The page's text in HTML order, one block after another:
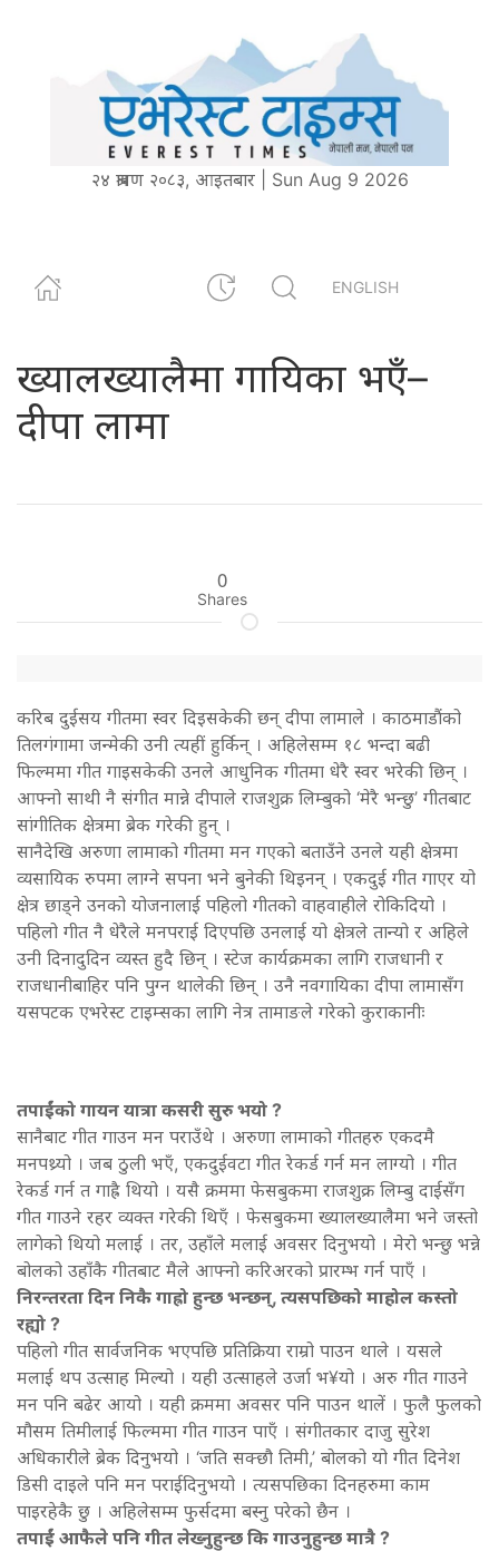
२४ श्रावण २०८३, आइतबार | Sun Aug 9 2026
ENGLISH
ख्यालख्यालैमा गायिका भएँ–
दीपा लामा
0
Shares
करिब दुईसय गीतमा स्वर दिइसकेकी छन् दीपा लामाले । काठमाडौंको
तिलगंगामा जन्मेकी उनी त्यहीं हुर्किन् । अहिलेसम्म १८ भन्दा बढी
फिल्ममा गीत गाइसकेकी उनले आधुनिक गीतमा धेरै स्वर भरेकी छिन् ।
आफ्नो साथी नै संगीत मान्ने दीपाले राजशुक्र लिम्बुको ‘मेरै भन्छु’ गीतबाट
सांगीतिक क्षेत्रमा ब्रेक गरेकी हुन् ।
सानैदेखि अरुणा लामाको गीतमा मन गएको बताउँने उनले यही क्षेत्रमा
व्यसायिक रुपमा लाग्ने सपना भने बुनेकी थिइनन् । एकदुई गीत गाएर यो
क्षेत्र छाड्ने उनको योजनालाई पहिलो गीतको वाहवाहीले रोकिदियो ।
पहिलो गीत नै धेरैले मनपराई दिएपछि उनलाई यो क्षेत्रले तान्यो र अहिले
उनी दिनादुदिन व्यस्त हुदै छिन् । स्टेज कार्यक्रमका लागि राजधानी र
राजधानीबाहिर पनि पुग्न थालेकी छिन् । उनै नवगायिका दीपा लामासँग
यसपटक एभरेस्ट टाइम्सका लागि नेत्र तामाङले गरेको कुराकानीः
तपाईंको गायन यात्रा कसरी सुरु भयो ?
सानैबाट गीत गाउन मन पराउँथे । अरुणा लामाको गीतहरु एकदमै
मनपथ्र्यो । जब ठुली भएँ, एकदुईवटा गीत रेकर्ड गर्न मन लाग्यो । गीत
रेकर्ड गर्न त गाह्रै थियो । यसै क्रममा फेसबुकमा राजशुक्र लिम्बु दाईसँग
गीत गाउने रहर व्यक्त गरेकी थिएँ । फेसबुकमा ख्यालख्यालैमा भने जस्तो
लागेको थियो मलाई । तर, उहाँले मलाई अवसर दिनुभयो । मेरो भन्छु भन्ने
बोलको उहाँकै गीतबाट मैले आफ्नो करिअरको प्रारम्भ गर्न पाएँ ।
निरन्तरता दिन निकै गाह्रो हुन्छ भन्छन्, त्यसपछिको माहोल कस्तो
रह्यो ?
पहिलो गीत सार्वजनिक भएपछि प्रतिक्रिया राम्रो पाउन थाले । यसले
मलाई थप उत्साह मिल्यो । यही उत्साहले उर्जा भ¥यो । अरु गीत गाउने
मन पनि बढेर आयो । यही क्रममा अवसर पनि पाउन थालें । फुलै फुलको
मौसम तिमीलाई फिल्ममा गीत गाउन पाएँ । संगीतकार दाजु सुरेश
अधिकारीले ब्रेक दिनुभयो । ‘जति सक्छौ तिमी,’ बोलको यो गीत दिनेश
डिसी दाइले पनि मन पराईदिनुभयो । त्यसपछिका दिनहरुमा काम
पाइरहेकै छु । अहिलेसम्म फुर्सदमा बस्नु परेको छैन ।
तपाईं आफैले पनि गीत लेख्नुहुन्छ कि गाउनुहुन्छ मात्रै ?